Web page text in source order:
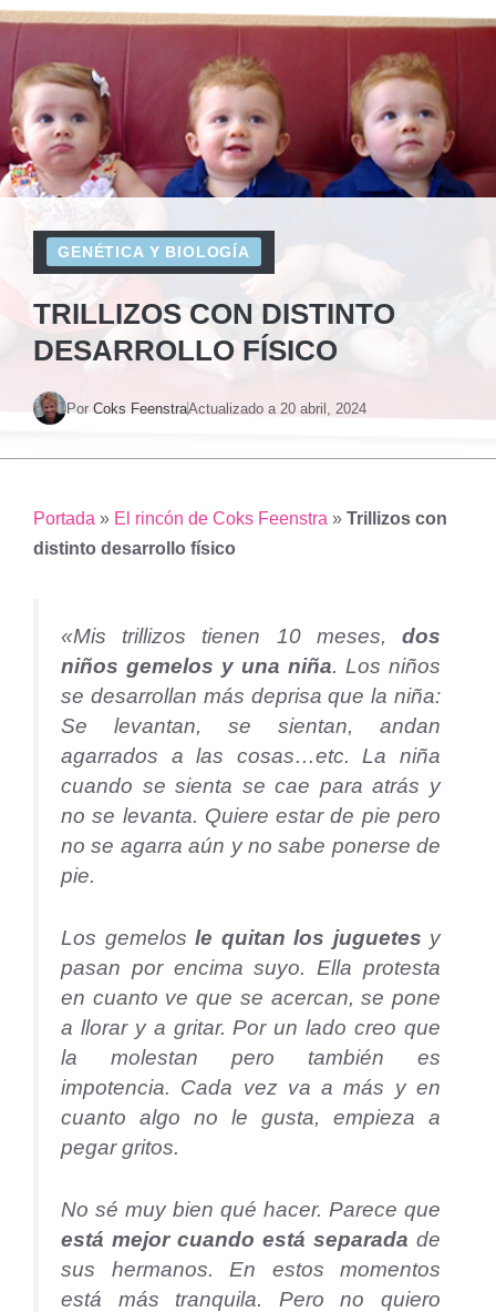
GENÉTICA Y BIOLOGÍA
TRILLIZOS CON DISTINTO
DESARROLLO FÍSICO
Por Coks FeenstraActualizado a 20 abril, 2024
Portada » El rincón de Coks Feenstra » Trillizos con
distinto desarrollo físico
«Mis trillizos tienen 10 meses, dos
niños gemelos y una niña. Los niños
se desarrollan más deprisa que la niña:
Se levantan, se sientan, andan
agarrados a las cosas…etc. La niña
cuando se sienta se cae para atrás y
no se levanta. Quiere estar de pie pero
no se agarra aún y no sabe ponerse de
pie.
Los gemelos le quitan los juguetes y
pasan por encima suyo. Ella protesta
en cuanto ve que se acercan, se pone
a llorar y a gritar. Por un lado creo que
la molestan pero también es
impotencia. Cada vez va a más y en
cuanto algo no le gusta, empieza a
pegar gritos.
No sé muy bien qué hacer. Parece que
está mejor cuando está separada de
sus hermanos. En estos momentos
está más tranquila. Pero no quiero